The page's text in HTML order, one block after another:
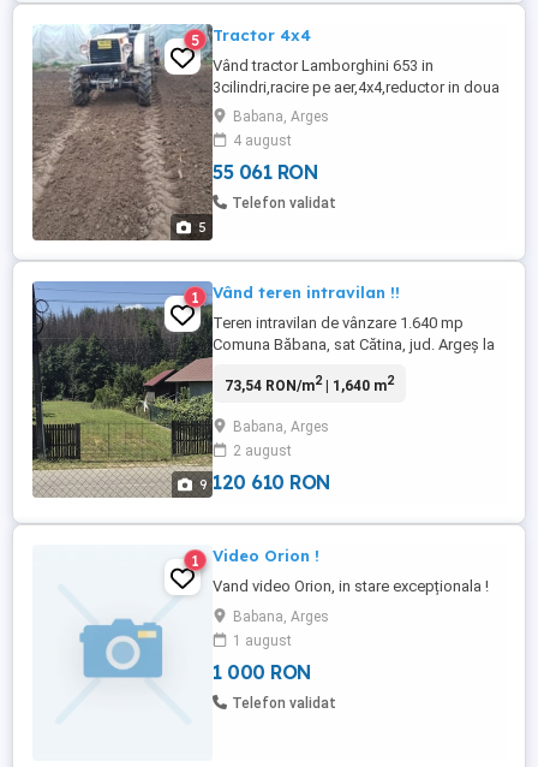
5
5 Tractor 4x4
Vând tractor Lamborghini 653 in
3cilindri,racire pe aer,4x4,reductor in doua
trepte,2manete,2iesiri hidraulice,priza
doua trepte,blocare sateliti,ambreiaj pe
priza,troliu in fata electric,anvelope fata
noi,pornire la sfert,nu consuma ulei,nu
scoate fum,merge ceasSe da impreuna
Babana, Arges
4 august
55 061 RON
Telefon validat
9
1 Vând teren intravilan !!
Teren intravilan de vânzare 1.640 mp
Comuna Băbana, sat Cătina, jud. Argeș la
intravilan cu suprafața de 1.640 mp, situat
județul Argeș, la aproximativ 15 minute de
municipiul Pitești. Avantaje: Teren cu
deschidere la drum. Poziție ...
73,54 RON/m2| 1,640 m2
Babana, Arges
2 august
120 610 RON
1 Video Orion !
Vand video Orion, in stare excepționala !
Babana, Arges
1 august
1 000 RON
Telefon validat